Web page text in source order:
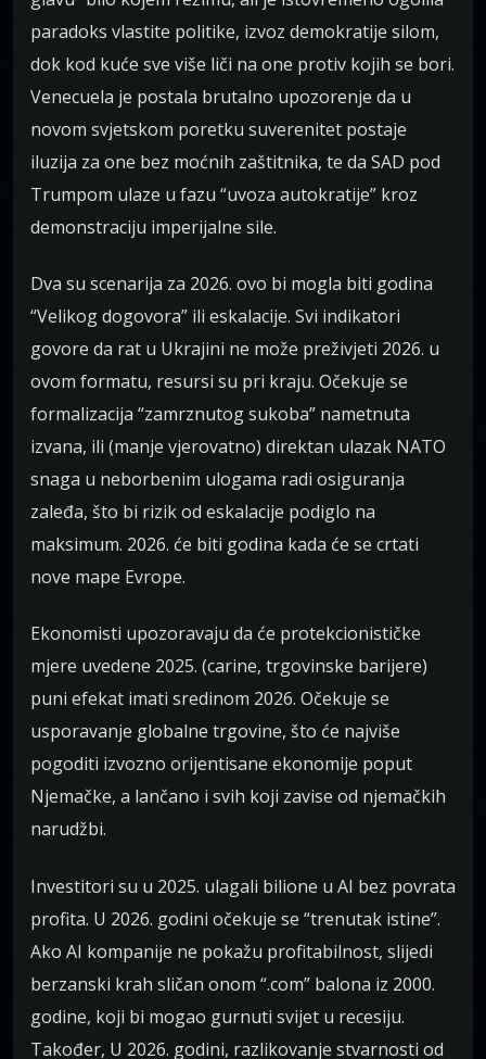
paradoks vlastite politike, izvoz demokratije silom,
dok kod kuće sve više liči na one protiv kojih se bori.
Venecuela je postala brutalno upozorenje da u
novom svjetskom poretku suverenitet postaje
iluzija za one bez moćnih zaštitnika, te da SAD pod
Trumpom ulaze u fazu “uvoza autokratije” kroz
demonstraciju imperijalne sile.
Dva su scenarija za 2026. ovo bi mogla biti godina
“Velikog dogovora” ili eskalacije. Svi indikatori
govore da rat u Ukrajini ne može preživjeti 2026. u
ovom formatu, resursi su pri kraju. Očekuje se
formalizacija “zamrznutog sukoba” nametnuta
izvana, ili (manje vjerovatno) direktan ulazak NATO
snaga u neborbenim ulogama radi osiguranja
zaleđa, što bi rizik od eskalacije podiglo na
maksimum. 2026. će biti godina kada će se crtati
nove mape Evrope.
Ekonomisti upozoravaju da će protekcionističke
mjere uvedene 2025. (carine, trgovinske barijere)
puni efekat imati sredinom 2026. Očekuje se
usporavanje globalne trgovine, što će najviše
pogoditi izvozno orijentisane ekonomije poput
Njemačke, a lančano i svih koji zavise od njemačkih
narudžbi.
Investitori su u 2025. ulagali bilione u AI bez povrata
profita. U 2026. godini očekuje se “trenutak istine”.
Ako AI kompanije ne pokažu profitabilnost, slijedi
berzanski krah sličan onom “.com” balona iz 2000.
godine, koji bi mogao gurnuti svijet u recesiju.
Također, U 2026. godini, razlikovanje stvarnosti od